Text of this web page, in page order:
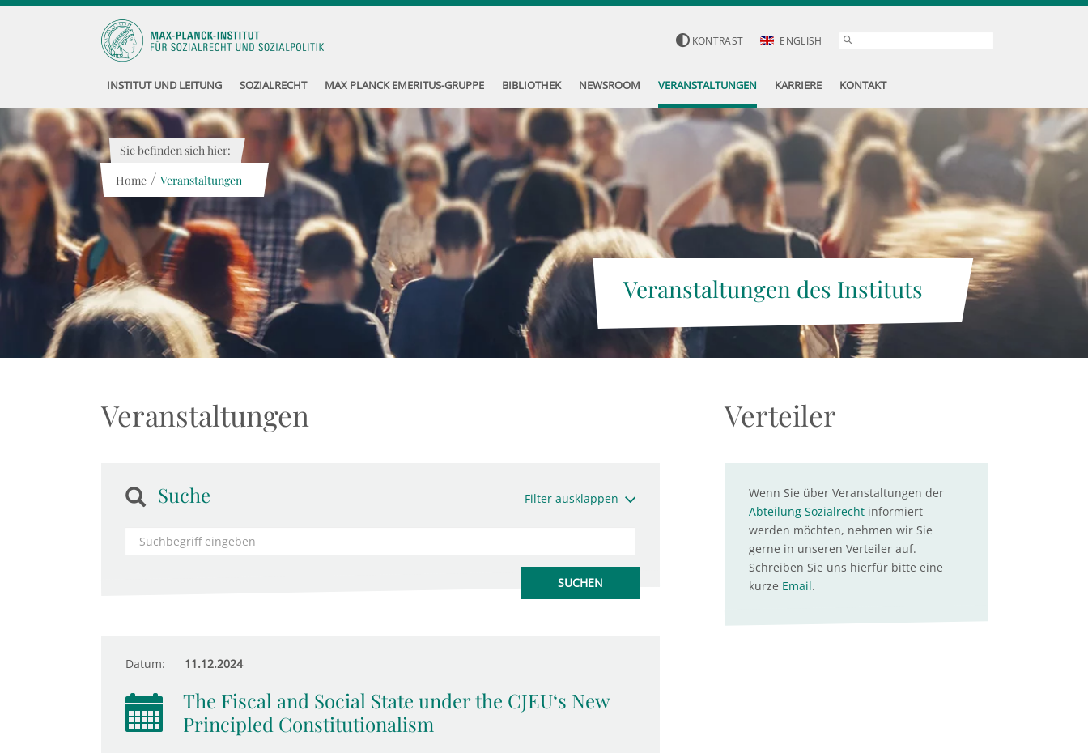
KONTRAST ENGLISH
INSTITUT UND LEITUNG SOZIALRECHT MAX PLANCK EMERITUS-GRUPPE BIBLIOTHEK NEWSROOM VERANSTALTUNGEN KARRIERE KONTAKT
Veranstaltungen des Instituts
Sie befinden sich hier:
Home / Veranstaltungen
Veranstaltungen
Suche Filter ausklappen
Datum: 11.12.2024
The Fiscal and Social State under the CJEU‘s New
Principled Constitutionalism
Verteiler
Wenn Sie über Veranstaltungen der
Abteilung Sozialrechtinformiert
werden möchten, nehmen wir Sie
gerne in unseren Verteiler auf.
Schreiben Sie uns hierfür bitte eine
kurze Email.